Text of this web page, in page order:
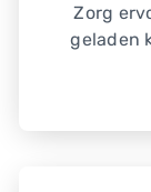
Zorg
geladen